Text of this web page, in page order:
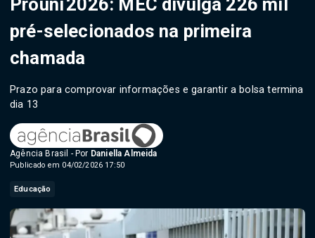
Prouni 2026: MEC divulga 226 mil
pré-selecionados na primeira
chamada
Prazo para comprovar informações e garantir a bolsa termina
dia 13
Agência Brasil - Por Daniella Almeida
Publicado em 04/02/2026 17:50
Educação